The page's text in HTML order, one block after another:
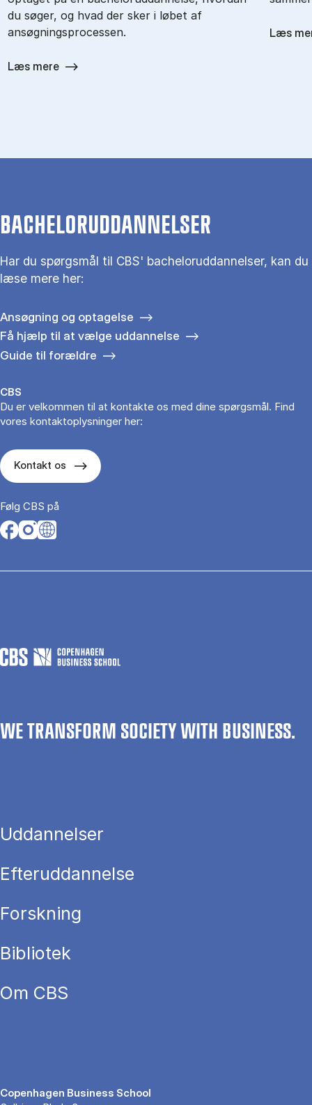
du søger, og hvad der sker i løbet af
ansøgningsprocessen.
Læs mere
Læs
BACHELORUDDANNELSER
Har du spørgsmål til CBS' bacheloruddannelser, kan du
læse mere her:
Ansøgning og optagelse
Få hjælp til at vælge uddannelse
Guide til forældre
CBS
Du er velkommen til at kontakte os med dine spørgsmål. Find
vores kontaktoplysninger her:
Kontakt os
Følg CBS på
Opens in a new tab
Opens in a new tab
Opens in a new tab
WE TRANSFORM SOCIETY WITH BUSINESS.
Uddannelser
Efteruddannelse
Forskning
Bibliotek
Om CBS
Copenhagen Business School